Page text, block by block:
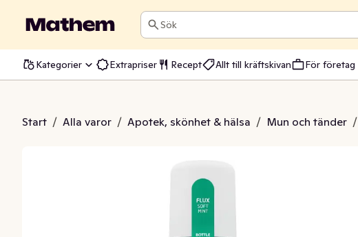
Sök
Kategorier Extrapriser Recept Allt till kräftskivan För företag
Start / Alla varor / Apotek, skönhet & hälsa / Mun och tänder /
Soft Mint